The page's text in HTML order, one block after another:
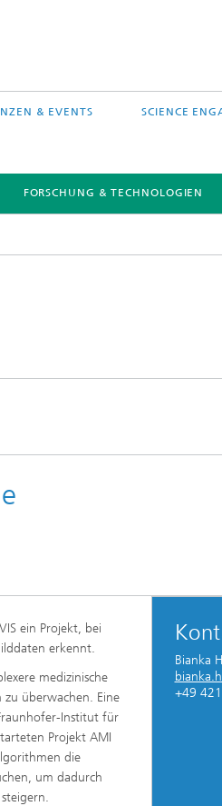
& EVENTS SCIENCE
FORSCHUNG & TECHNOLOGIEN
ein Projekt, bei
erkennt.
medizinische
zu überwachen. Eine
Institut für
Projekt AMI
die
um dadurch
Bianka
+49